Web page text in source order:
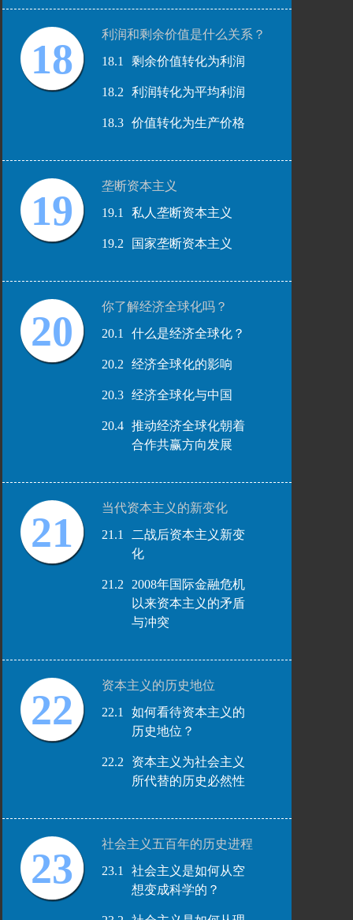
18
利润和剩余价值是什么关系？
18.1
剩余价值转化为利润
18.2 利润转化为平均利润
18.3 价值转化为生产价格
19
垄断资本主义
19.1
私人垄断资本主义
19.2 国家垄断资本主义
20
你了解经济全球化吗？
20.1
什么是经济全球化？
20.2 经济全球化的影响
20.3 经济全球化与中国
20.4
推动经济全球化朝着
合作共赢方向发展
21
当代资本主义的新变化
21.1
二战后资本主义新变
化
21.2
2008年国际金融危机
以来资本主义的矛盾
与冲突
22
资本主义的历史地位
22.1
如何看待资本主义的
历史地位？
22.2
资本主义为社会主义
所代替的历史必然性
23
社会主义五百年的历史进程
23.1
社会主义是如何从空
想变成科学的？